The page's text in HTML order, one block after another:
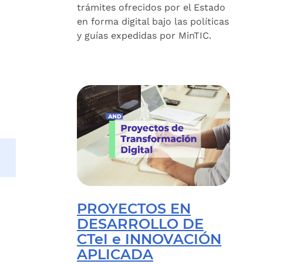
trámites ofrecidos por el Estado
en forma digital bajo las políticas
y guías expedidas por MinTIC.
PROYECTOS EN
DESARROLLO DE
CTeI e INNOVACIÓN
APLICADA